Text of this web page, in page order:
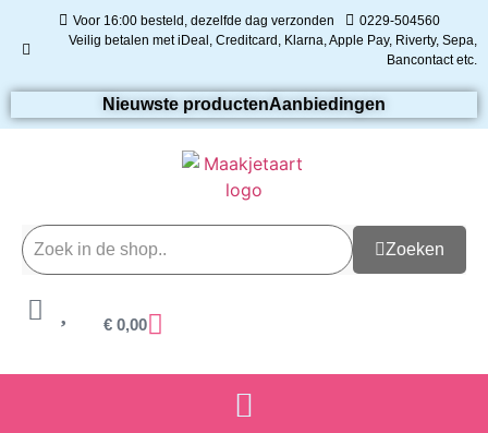
Voor 16:00 besteld, dezelfde dag verzonden
0229-504560
Veilig betalen met iDeal, Creditcard, Klarna, Apple Pay, Riverty, Sepa,
Bancontact etc.
Nieuwste productenAanbiedingen
Zoeken
€ 0,00